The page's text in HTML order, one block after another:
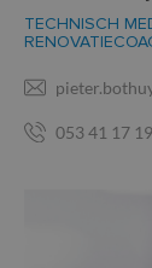
TECHNISCH
053 41 17 19